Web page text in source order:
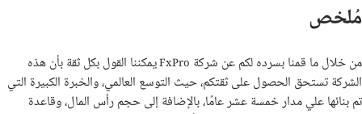
مُلخص
من خلال ما قمنا بسرده لكم عن شركة FxProيمكننا القول بكل ثقة بأن هذه
الشركة تستحق الحصول على ثقتكم، حيث التوسع العالمي، والخبرة الكبيرة التي
تم بنائها علي مدار خمسة عشر عامًا، بالإضافة إلى حجم رأس المال، وقاعدة